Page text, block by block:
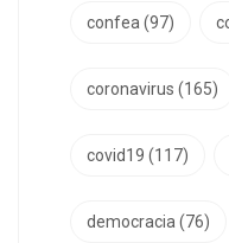
confea(97)
coronavirus (165)
covid19 (117)
democracia(76)